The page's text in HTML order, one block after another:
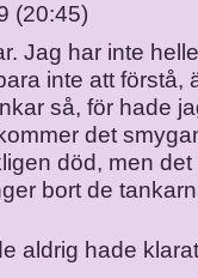
(20:45)
Jag har inte
inte att förstå,
så, för hade
det
död, men
bort de
aldrig hade